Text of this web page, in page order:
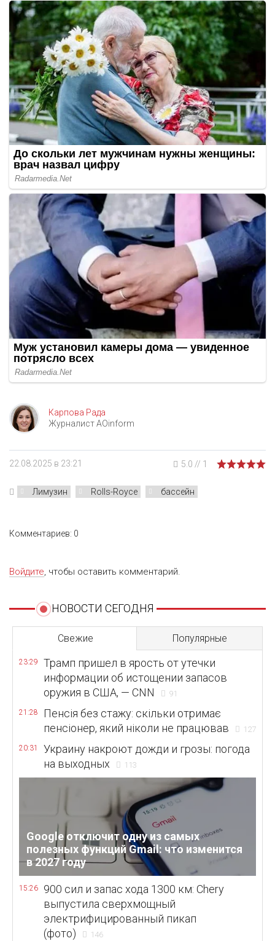
Карпова Рада
Журналист AOinform
22.08.2025 в 23:21 5.0 // 1
Лимузин Rolls-Royce бассейн
Комментариев: 0
Войдите, чтобы оставить комментарий.
НОВОСТИ СЕГОДНЯ
Свежие Популярные
23:29
Трамп пришел в ярость от утечки
информации об истощении запасов
оружия в США, — CNN
91
21:28
Пенсія без стажу: скільки отримає
пенсіонер, який ніколи не працював
127
20:31
Украину накроют дожди и грозы: погода
на выходных
113
Google отключит одну из самых
полезных функций Gmail: что изменится
в 2027 году
15:26
900 сил и запас хода 1300 км: Chery
выпустила сверхмощный
электрифицированный пикап
(фото)
146